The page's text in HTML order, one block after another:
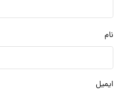
نام
ایمیل